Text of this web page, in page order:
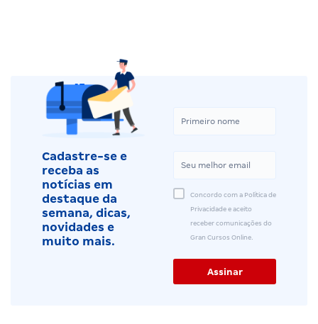
Cadastre-se e
receba as
notícias em
destaque da
semana, dicas,
novidades e
muito mais.
Concordo com a Política de
Privacidade e aceito
receber comunicações do
Gran Cursos Online.